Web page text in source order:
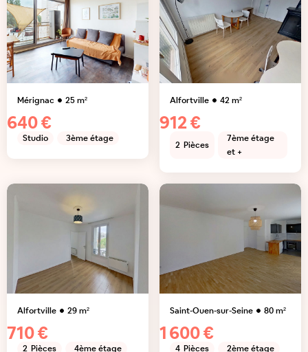
Mérignac 25m²
640 €
Studio 3ème étage
Alfortville 42m²
912 €
2 Pièces
7ème étage
et +
Alfortville 29m²
710 €
2 Pièces 4ème étage
Saint-Ouen-sur-Seine 80m²
1 600 €
4 Pièces 2ème étage